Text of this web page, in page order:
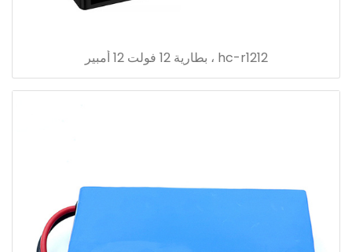
hc-r1212 ، بطارية 12 فولت 12 أمبير